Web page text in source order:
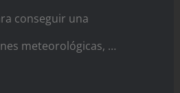
conseguir una
meteorológicas, …